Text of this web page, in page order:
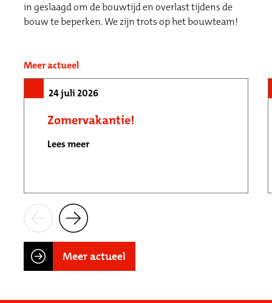
in geslaagd om de bouwtijd en overlast tijdens de
bouw te beperken. We zijn trots op het bouwteam!
Meer actueel
24 juli 2026
Zomervakantie!
Lees meer
Meer actueel